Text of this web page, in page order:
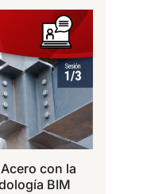
con la
BIM